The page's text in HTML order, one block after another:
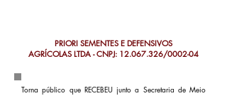
PRIORI SEMENTES E DEFENSIVOS
AGRÍCOLAS LTDA - CNPJ: 12.067.326/0002-04
Torna público que RECEBEU junto a Secretaria de Meio